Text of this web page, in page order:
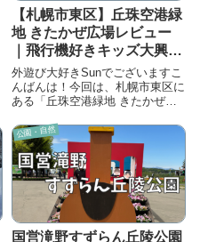
【札幌市東区】丘珠空港緑
地 きたかぜ広場レビュー
｜飛行機好きキッズ大興
奮！無料で遊べる開放感た
っぷり公園
外遊び大好きSunでございますこ
んばんは！今回は、札幌市東区に
ある「丘珠空港緑地 きたかぜ広
珠空港の近くにある、広々とした
緑地公園で大型遊具や芝生広場が
あり、思いっきり体を動かせるの
が魅力ですさらに、飛行機が見...
公園・自然
国営滝野すずらん丘陵公園